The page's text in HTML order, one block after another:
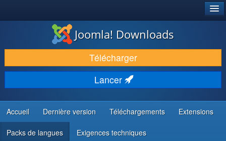
TÉLÉCHARGER & ENRICHIR
DÉCOUVRIR & APPRENDRE
COMMUNAUTÉ & SUPPORT
RESSOURCES DÉVELOPPEURS
Joomla! Downloads
Télécharger
Lancer
Accueil Dernière version Téléchargements Extensions
Packs de langues Exigences techniques